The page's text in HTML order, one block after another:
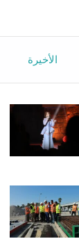
الأخيرة